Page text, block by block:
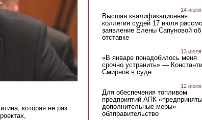
которая не раз
14
Высшая квалификационная
коллегия судей 17 июля
заявление Елены Сапуновой об
отставке
13
«В январе понадобилось меня
срочно устранить» —
Смирнов в суде
12
Для обеспечения топливом
предприятий АПК «предприняты
дополнительные меры» -
облправительство